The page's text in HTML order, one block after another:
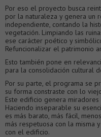
Por eso el proyecto busca
por la naturaleza y genera un
independiente, contando la
vegetación. Limpiando las
ese carácter poético y
Refuncionalizar el patrimonio
Esto también pone en
para la consolidación cultural
Por su parte, el programa se
su forma constraste con lo
Este edificio genera
Haciendo inseparable su
es más barato, más fácil,
más respetuosa con la misma
con el edificio.